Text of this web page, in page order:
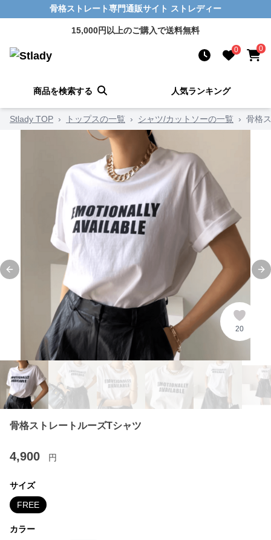
骨格ストレート専門通販サイト ストレディー
15,000円以上のご購入で送料無料
0 0
商品を検索する 人気ランキング
Stlady TOP › トップスの一覧 › シャツ/カットソーの一覧 › 骨格
Previous slide
20
骨格ストレートルーズTシャツ
4,900 円
サイズ
FREE
カラー